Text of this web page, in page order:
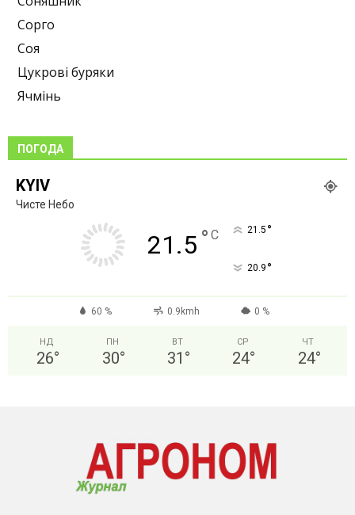
Сорго
Соя
Цукрові буряки
Ячмінь
ПОГОДА
KYIV
Чисте Небо
21.5 ° C 21.5 °
20.9 °
60 % 0.9kmh 0 %
НД
26°
ПН
30°
ВТ
31 °
СР
24°
ЧТ
24°